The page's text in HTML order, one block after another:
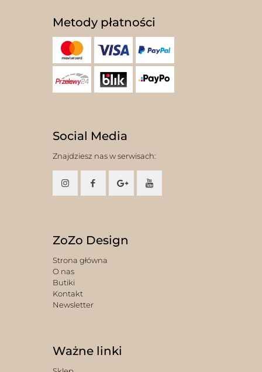
Metody płatności
Social Media
Znajdziesz nas w serwisach:
ZoZo Design
Strona główna
O nas
Butiki
Kontakt
Newsletter
Ważne linki